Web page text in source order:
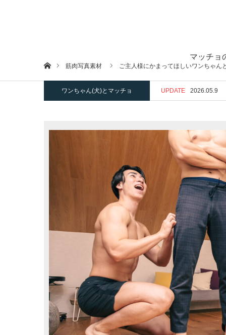
マッチョ
ホーム筋肉写真素材 ご主人様にかまってほしいワンちゃん
ワンちゃん(犬)とマッチョ UPDATE 2026.05.9